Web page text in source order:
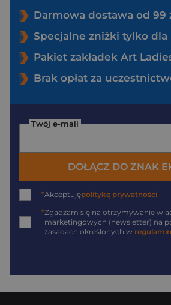
Darmowa dostawa od 99
Specjalne zniżki tylko
Pakiet zakładek Art Ladies
Brak opłat za
Twój e-mail
DOŁĄCZ DO ZNAK
*Akceptujępolitykę prywatności
*Zgadzam się na otrzymywanie
marketingowych (newsletter) na
zasadach określonych w